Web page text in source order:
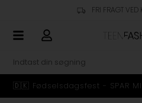
FRI FRAGT
🇩🇰 Fødselsdagsfest - SPAR